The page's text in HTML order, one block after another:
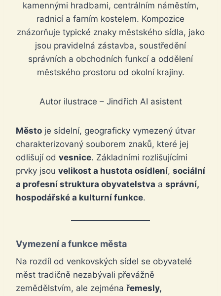
kamennými hradbami, centrálním náměstím,
radnicí a farním kostelem. Kompozice
znázorňuje typické znaky městského sídla, jako
jsou pravidelná zástavba, soustředění
správních a obchodních funkcí a oddělení
městského prostoru od okolní krajiny.
Autor ilustrace – Jindřich AI asistent
Město je sídelní, geograficky vymezený útvar
charakterizovaný souborem znaků, které jej
odlišují od vesnice. Základními rozlišujícími
prvky jsou velikost a hustota osídlení, sociální
a profesní struktura obyvatelstva a správní,
hospodářské a kulturní funkce.
Vymezení a funkce města
Na rozdíl od venkovských sídel se obyvatelé
měst tradičně nezabývali převážně
zemědělstvím, ale zejména řemesly,